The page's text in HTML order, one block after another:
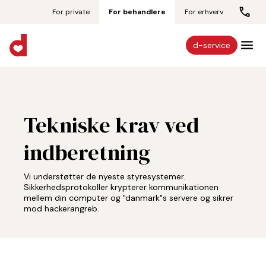
For private For behandlere For erhverv
d-service
Tekniske krav ved
indberetning
Vi understøtter de nyeste styresystemer.
Sikkerhedsprotokoller krypterer kommunikationen
mellem din computer og "danmark"s servere og sikrer
mod hackerangreb.